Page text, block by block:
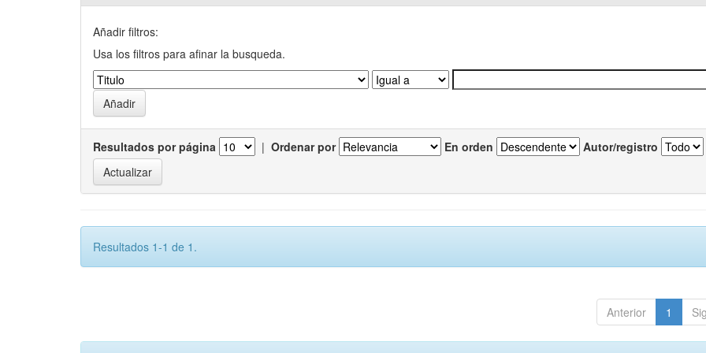
Añadir filtros:
Usa los filtros para afinar la busqueda.
Resultados por página | Ordenar por En orden Autor/registro
Resultados 1-1 de 1.
Anterior 1